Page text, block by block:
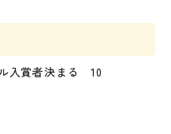
入賞者決まる 10